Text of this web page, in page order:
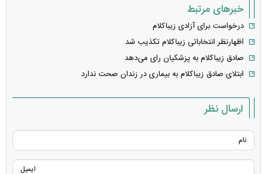
خبرهای مرتبط
درخواست برای آزادی زیباکلام
اظهارنظر انتخاباتی زیباکلام تکذیب شد
صادق زیباکلام به پزشکیان رای می‌دهد
ابتلای صادق زیباکلام به بیماری در زندان صحت ندارد
ارسال نظر